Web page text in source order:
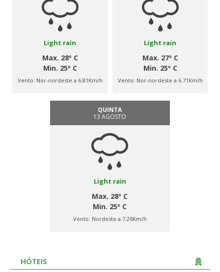
Light rain
Max. 28º C
Min. 25º C
Vento: Nor-nordeste a 6.81Km/h
Light rain
Max. 27º C
Min. 25º C
Vento: Nor-nordeste a 6.71Km/h
QUINTA
13 AGOSTO
Light rain
Max. 28º C
Min. 25º C
Vento: Nordeste a 7.26Km/h
HÓTEIS